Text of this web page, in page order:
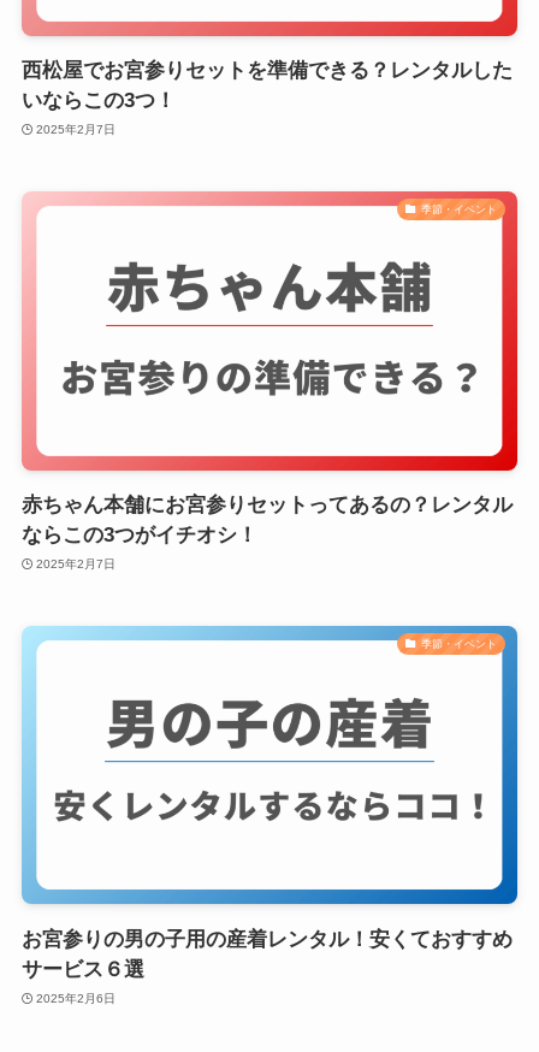
西松屋でお宮参りセットを準備できる？レンタルした
いならこの3つ！
2025年2月7日
季節・イベント
赤ちゃん本舗にお宮参りセットってあるの？レンタル
ならこの3つがイチオシ！
2025年2月7日
季節・イベント
お宮参りの男の子用の産着レンタル！安くておすすめ
サービス６選
2025年2月6日